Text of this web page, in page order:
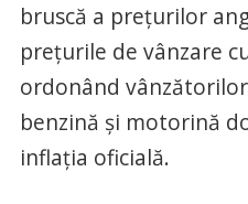
bruscă a prețurilor
prețurile de vânzare
ordonând
benzină și motorină
inflația oficială.